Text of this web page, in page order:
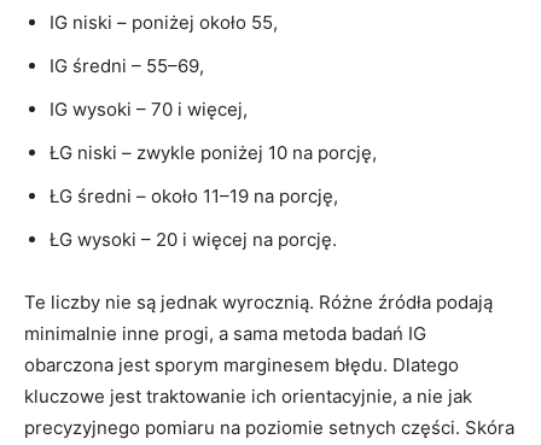
IG niski – poniżej około 55,
IG średni – 55–69,
IG wysoki – 70 i więcej,
ŁG niski – zwykle poniżej 10 na porcję,
ŁG średni – około 11–19 na porcję,
ŁG wysoki – 20 i więcej na porcję.
Te liczby nie są jednak wyrocznią. Różne źródła podają
minimalnie inne progi, a sama metoda badań IG
obarczona jest sporym marginesem błędu. Dlatego
kluczowe jest traktowanie ich orientacyjnie, a nie jak
precyzyjnego pomiaru na poziomie setnych części. Skóra